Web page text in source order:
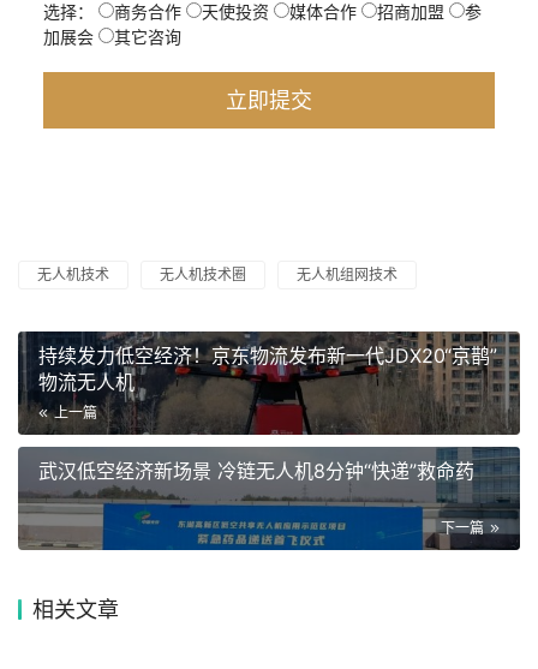
选择： 商务合作 天使投资 媒体合作 招商加盟
参
加展会
其它咨询
无人机技术 无人机技术圈 无人机组网技术
持续发力低空经济！京东物流发布新一代JDX20“京鹊”
物流无人机
上一篇
武汉低空经济新场景 冷链无人机8分钟“快递”救命药
下一篇
相关文章